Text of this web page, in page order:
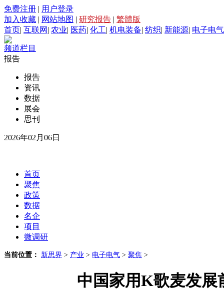
免费注册 | 用户登录
加入收藏 | 网站地图 | 研究报告 | 繁體版
首页| 互联网 | 农业| 医药| 化工| 机电装备| 纺织| 新能源| 电子电气
频道栏目
报告
报告
资讯
数据
展会
思刊
2026年02月06日
首页
聚焦
政策
数据
名企
项目
微调研
当前位置： 新思界 > 产业 > 电子电气 > 聚焦 >
中国家用K歌麦发展